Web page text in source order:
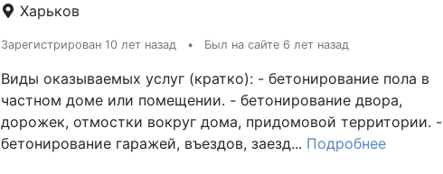
Харьков
Зарегистрирован 10 лет назад • Был на сайте 6 лет назад
Виды оказываемых услуг (кратко): - бетонирование пола в
частном доме или помещении. - бетонирование двора,
дорожек, отмостки вокруг дома, придомовой территории. -
бетонирование гаражей, въездов, заезд... Подробнее